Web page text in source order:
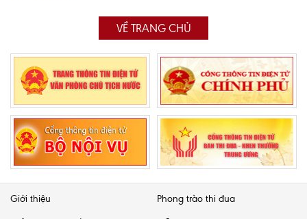
VỀ TRANG CHỦ
Giới thiệu Phong trào thi đua